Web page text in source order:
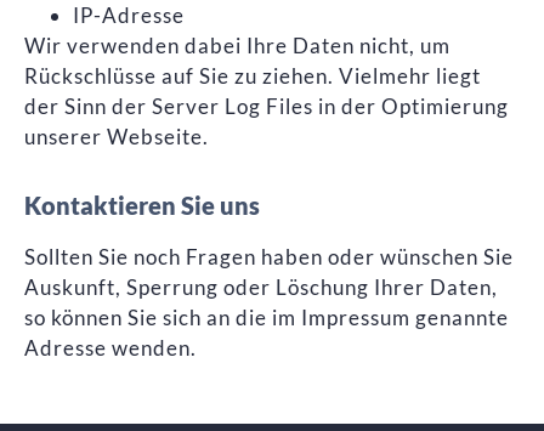
IP-Adresse
Wir verwenden dabei Ihre Daten nicht, um
Rückschlüsse auf Sie zu ziehen. Vielmehr liegt
der Sinn der Server Log Files in der Optimierung
unserer Webseite.
Kontaktieren Sie uns
Sollten Sie noch Fragen haben oder wünschen Sie
Auskunft, Sperrung oder Löschung Ihrer Daten,
so können Sie sich an die im Impressum genannte
Adresse wenden.